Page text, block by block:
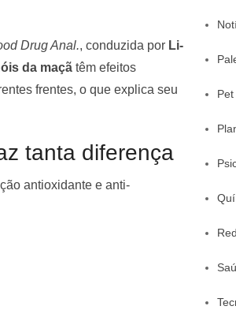
Drug Anal., conduzida por Li-
da maçã têm efeitos
frentes, o que explica seu
tanta diferença
antioxidante e anti-
Pet